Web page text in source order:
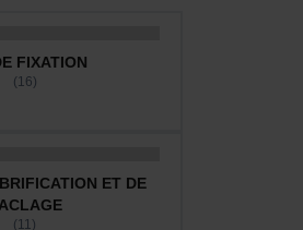
FIXATION
(16)
ET DE
(11)